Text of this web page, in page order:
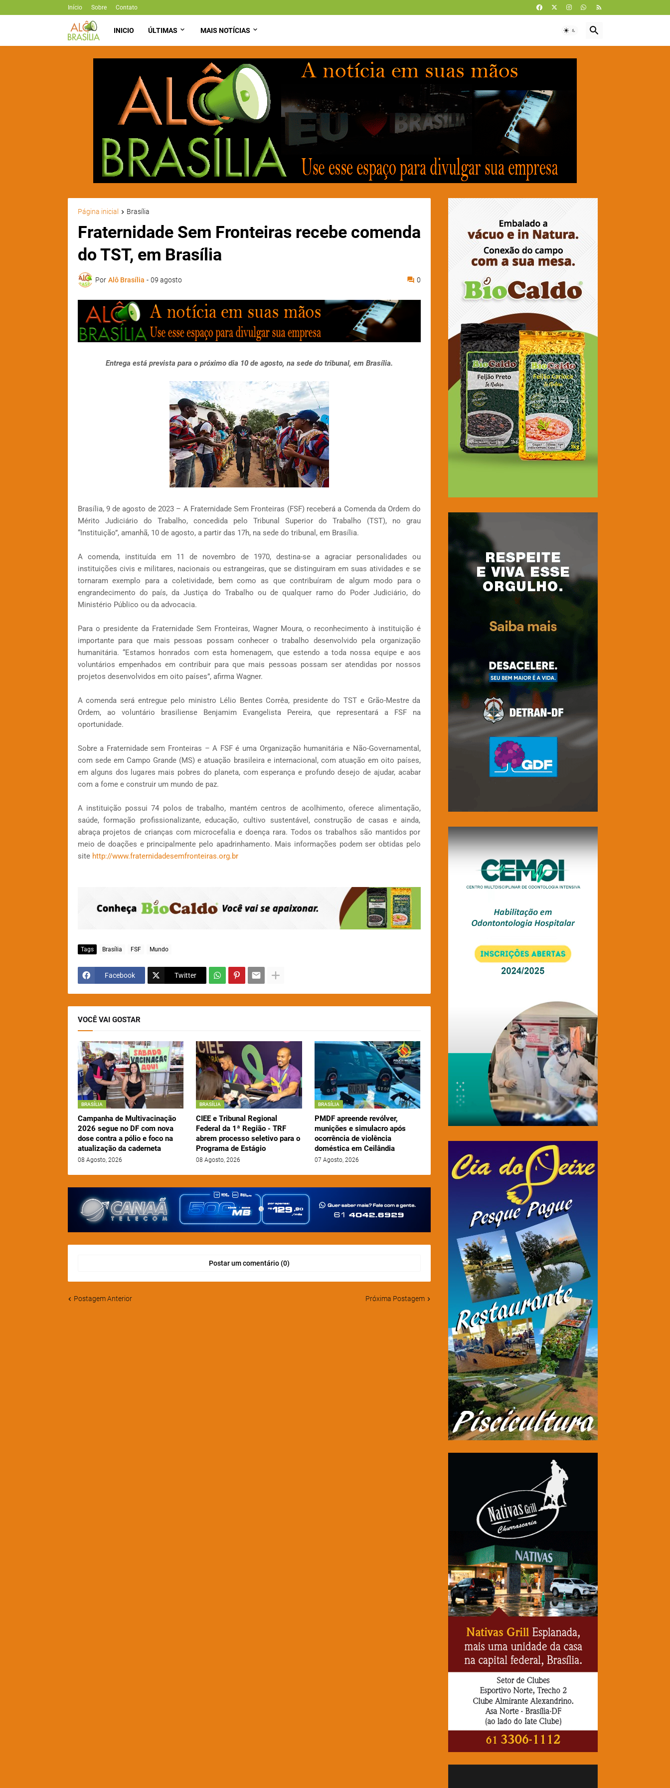
Início Sobre Contato
INICIO ÚLTIMAS MAIS NOTÍCIAS
Página inicial Brasília
Fraternidade Sem Fronteiras recebe comenda
do TST, em Brasília
Por Alô Brasília - 09 agosto 0
Entrega está prevista para o próximo dia 10 de agosto, na sede do tribunal, em Brasília.
Brasília, 9 de agosto de 2023 – A Fraternidade Sem Fronteiras (FSF) receberá a Comenda da Ordem do
Mérito Judiciário do Trabalho, concedida pelo Tribunal Superior do Trabalho (TST), no grau
“Instituição”, amanhã, 10 de agosto, a partir das 17h, na sede do tribunal, em Brasília.
A comenda, instituída em 11 de novembro de 1970, destina-se a agraciar personalidades ou
instituições civis e militares, nacionais ou estrangeiras, que se distinguiram em suas atividades e se
tornaram exemplo para a coletividade, bem como as que contribuíram de algum modo para o
engrandecimento do país, da Justiça do Trabalho ou de qualquer ramo do Poder Judiciário, do
Ministério Público ou da advocacia.
Para o presidente da Fraternidade Sem Fronteiras, Wagner Moura, o reconhecimento à instituição é
importante para que mais pessoas possam conhecer o trabalho desenvolvido pela organização
humanitária. “Estamos honrados com esta homenagem, que estendo a toda nossa equipe e aos
voluntários empenhados em contribuir para que mais pessoas possam ser atendidas por nossos
projetos desenvolvidos em oito países”, afirma Wagner.
A comenda será entregue pelo ministro Lélio Bentes Corrêa, presidente do TST e Grão-Mestre da
Ordem, ao voluntário brasiliense Benjamim Evangelista Pereira, que representará a FSF na
oportunidade.
Sobre a Fraternidade sem Fronteiras – A FSF é uma Organização humanitária e Não-Governamental,
com sede em Campo Grande (MS) e atuação brasileira e internacional, com atuação em oito países,
em alguns dos lugares mais pobres do planeta, com esperança e profundo desejo de ajudar, acabar
com a fome e construir um mundo de paz.
A instituição possui 74 polos de trabalho, mantém centros de acolhimento, oferece alimentação,
saúde, formação profissionalizante, educação, cultivo sustentável, construção de casas e ainda,
abraça projetos de crianças com microcefalia e doença rara. Todos os trabalhos são mantidos por
meio de doações e principalmente pelo apadrinhamento. Mais informações podem ser obtidas pelo
site http://www.fraternidadesemfronteiras.org.br
Tags Brasília FSF Mundo
Facebook Twitter
VOCÊ VAI GOSTAR
BRASÍLIA
Campanha de Multivacinação
2026 segue no DF com nova
dose contra a pólio e foco na
atualização da caderneta
08 Agosto, 2026
BRASÍLIA
CIEE e Tribunal Regional
Federal da 1ª Região - TRF
abrem processo seletivo para o
Programa de Estágio
08 Agosto, 2026
BRASÍLIA
PMDF apreende revólver,
munições e simulacro após
ocorrência de violência
doméstica em Ceilândia
07 Agosto, 2026
Postar um comentário (0)
Postagem Anterior Próxima Postagem